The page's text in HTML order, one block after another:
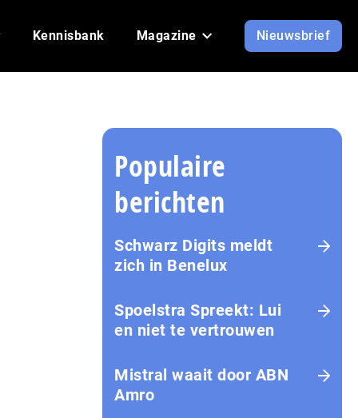
Kennisbank Magazine Nieuwsbrief
Populaire
berichten
Schwarz Digits meldt
zich in Benelux
Spoelstra Spreekt: Lui
en niet te vertrouwen
Mistral waait door ABN
Amro